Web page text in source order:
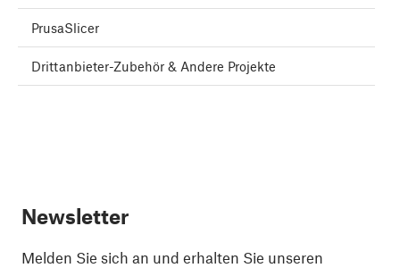
PrusaSlicer
Drittanbieter-Zubehör & Andere Projekte
Newsletter
Melden Sie sich an und erhalten Sie unseren